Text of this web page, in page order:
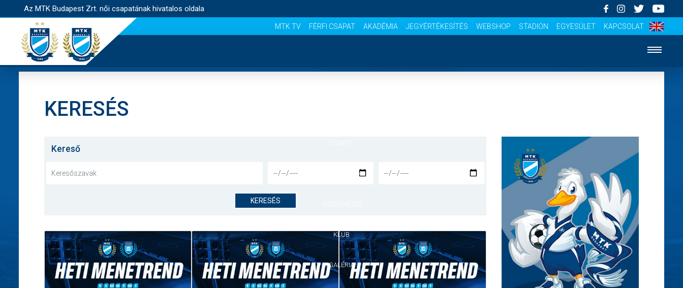
Az MTK Budapest Zrt. női csapatának hivatalos oldala
MTK TV FÉRFI CSAPAT AKADÉMIA JEGYÉRTÉKESÍTÉS WEBSHOP STADION EGYESÜLET KAPCSOLAT
MÉRKŐZÉSEK
KLUB
GALÉRIA
KERESÉS
Kereső
KERESÉS